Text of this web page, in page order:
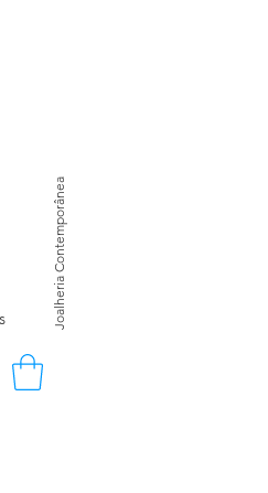
Joalheria Contemporânea